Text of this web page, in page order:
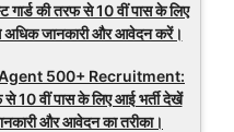
की तरफ से 10 वीं पास के लिए
अधिक जानकारी और आवेदन करें।
500+ Recruitment:
से 10 वीं पास के लिए आई भर्ती देखें
और आवेदन का तरीका।